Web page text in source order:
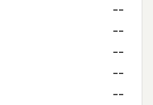
--
--
--
--
--